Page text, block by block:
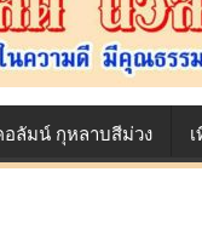
อลัมน์ กุหลาบสีม่วง